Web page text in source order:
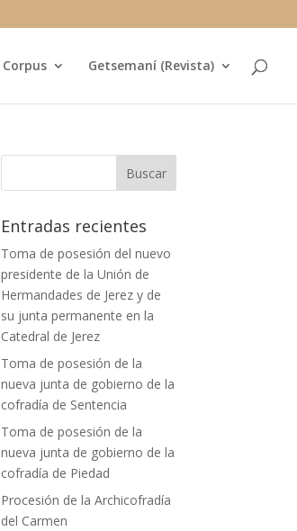
Corpus Getsemaní (Revista)
Entradas recientes
Toma de posesión del nuevo
presidente de la Unión de
Hermandades de Jerez y de
su junta permanente en la
Catedral de Jerez
Toma de posesión de la
nueva junta de gobierno de la
cofradía de Sentencia
Toma de posesión de la
nueva junta de gobierno de la
cofradía de Piedad
Procesión de la Archicofradía
del Carmen